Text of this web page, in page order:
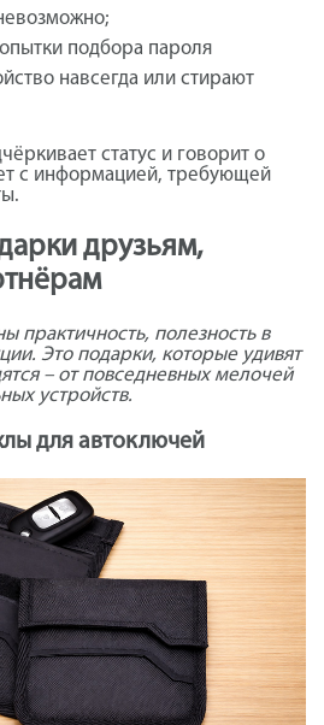
подбора пароля
навсегда или стирают
статус и говорит о
с информацией, требующей
друзьям,
практичность, полезность в
Это подарки, которые удивят
– от повседневных мелочей
устройств.
для автоключей